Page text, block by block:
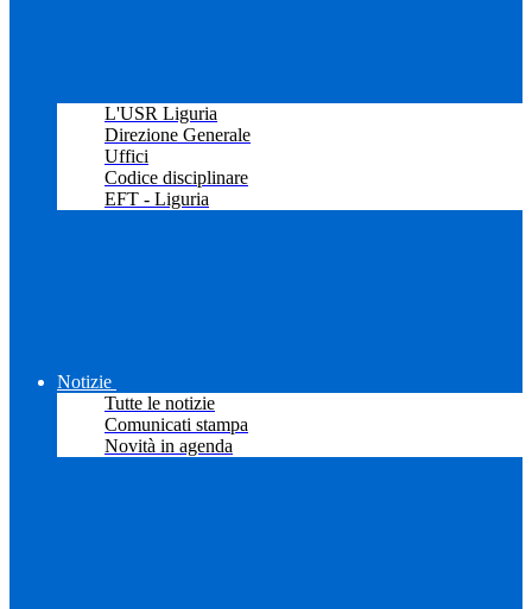
L'USR Liguria
Direzione Generale
Uffici
Codice disciplinare
EFT - Liguria
Notizie
Tutte le notizie
Comunicati stampa
Novità in agenda